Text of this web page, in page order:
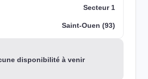
Secteur 1
Saint-Ouen (93)
disponibilité à venir